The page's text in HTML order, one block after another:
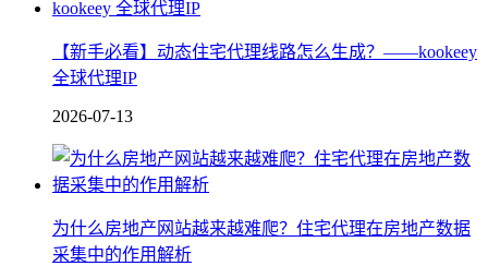
【新手必看】动态住宅代理线路怎么生成？——kookeey
全球代理IP
2026-07-13
为什么房地产网站越来越难爬？住宅代理在房地产数据
采集中的作用解析